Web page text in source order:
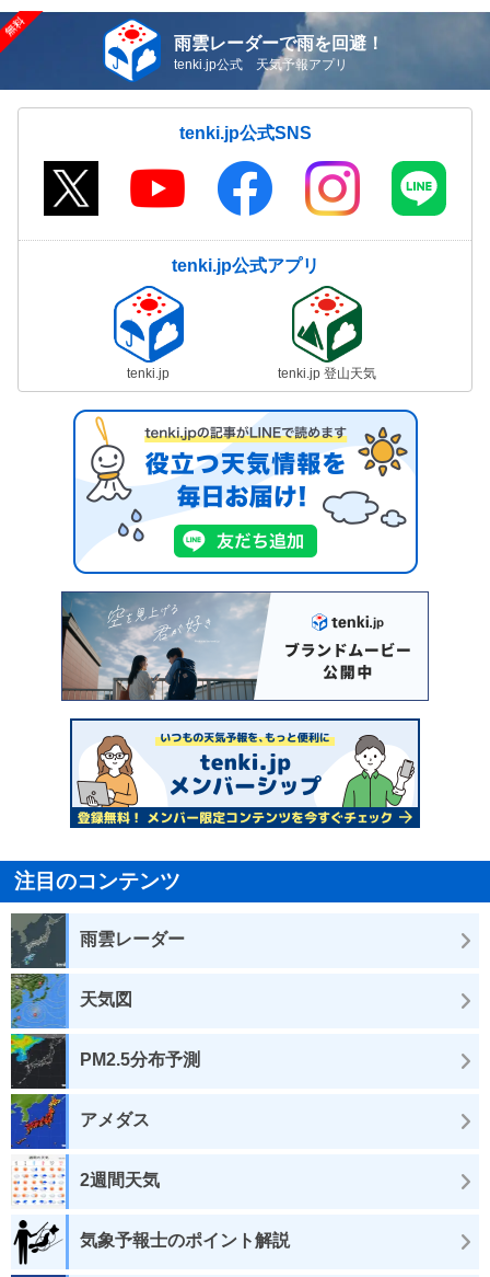
雨雲レーダーで雨を回避！
tenki.jp公式 天気予報アプリ
tenki.jp公式SNS
tenki.jp公式アプリ
tenki.jp tenki.jp 登山天気
注目のコンテンツ
雨雲レーダー
天気図
PM2.5分布予測
アメダス
2週間天気
気象予報士のポイント解説